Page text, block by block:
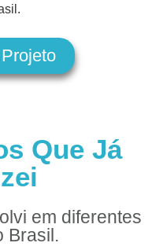
Que Já
em diferentes
Brasil.